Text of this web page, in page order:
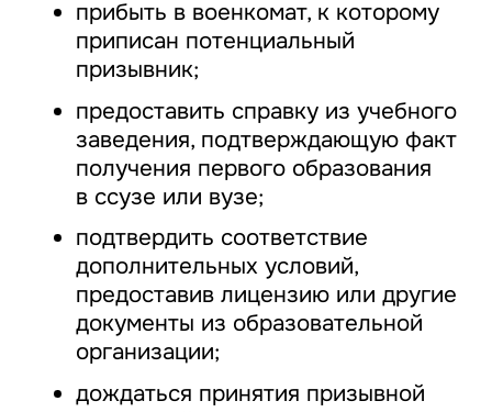
прибыть в военкомат, к которому
приписан потенциальный
призывник;
предоставить справку из учебного
заведения, подтверждающую факт
получения первого образования
в ссузе или вузе;
подтвердить соответствие
дополнительных условий,
предоставив лицензию или другие
документы из образовательной
организации;
дождаться принятия призывной